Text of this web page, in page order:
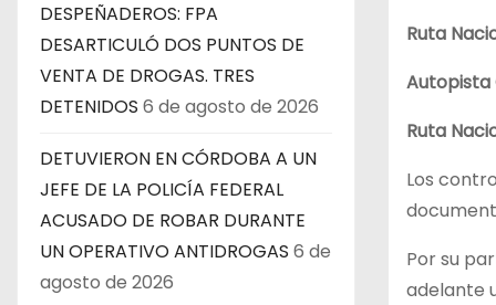
DESPEÑADEROS: FPA
DESARTICULÓ DOS PUNTOS DE
VENTA DE DROGAS. TRES
DETENIDOS 6 de agosto de 2026
DETUVIERON EN CÓRDOBA A UN
JEFE DE LA POLICÍA FEDERAL
ACUSADO DE ROBAR DURANTE
UN OPERATIVO ANTIDROGAS 6 de
agosto de 2026
Ruta
Autopista
Ruta
Los
Por su
adelante